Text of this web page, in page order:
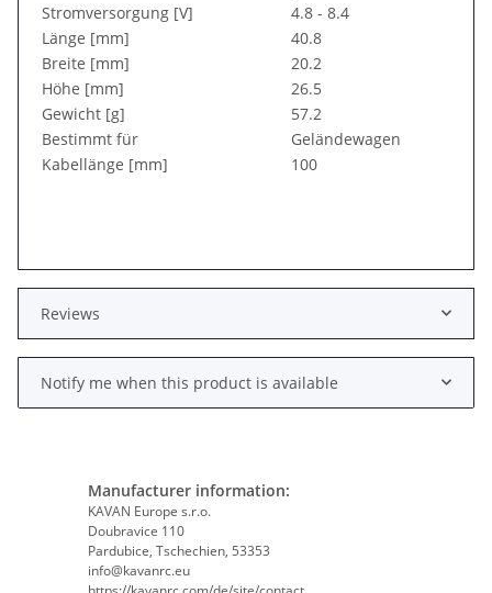
Stromversorgung [V]
4.8 - 8.4
Länge [mm]
40.8
Breite [mm]
20.2
Höhe [mm]
26.5
Gewicht [g]
57.2
Bestimmt für
Geländewagen
Kabellänge [mm]
100
Reviews
Notify me when this product is available
Manufacturer information:
KAVAN Europe s.r.o.
Doubravice 110
Pardubice, Tschechien, 53353
info@kavanrc.eu